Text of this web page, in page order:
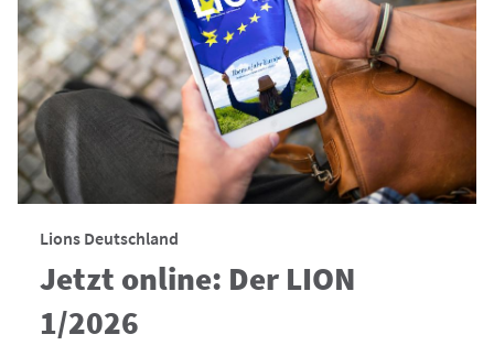
Lions Deutschland
Jetzt online: Der LION
1/2026